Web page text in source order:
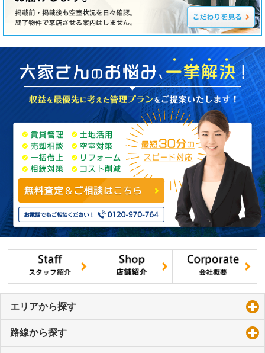
エリアから探す
路線から探す